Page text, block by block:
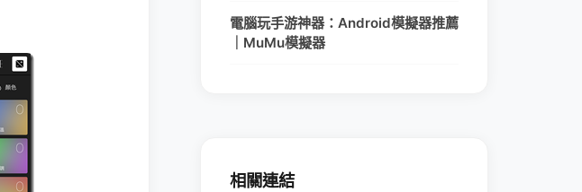
電腦玩手游神器：Android模擬器推薦
｜MuMu模擬器
相關連結